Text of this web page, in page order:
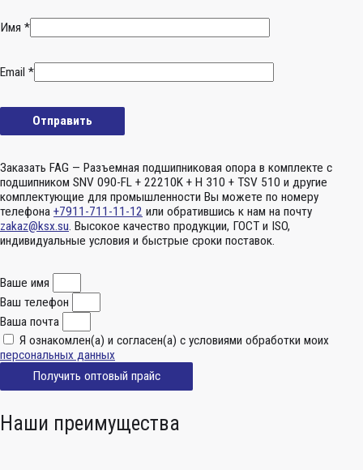
Имя *
Email *
Заказать FAG — Разъемная подшипниковая опора в комплекте с
подшипником SNV 090-FL + 22210K + H 310 + TSV 510 и другие
комплектующие для промышленности Вы можете по номеру
телефона +7911-711-11-12 или обратившись к нам на почту
zakaz@ksx.su. Высокое качество продукции, ГОСТ и ISO,
индивидуальные условия и быстрые сроки поставок.
Ваше имя
Ваш телефон
Ваша почта
Я ознакомлен(а) и согласен(а) с условиями обработки моих
персональных данных
Получить оптовый прайс
Наши преимущества